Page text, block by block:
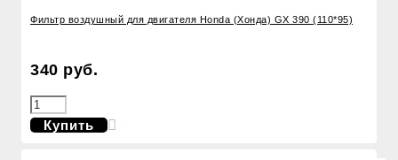
Фильтр воздушный для двигателя Honda (Хонда) GX 390 (110*95)
340 руб.
Купить